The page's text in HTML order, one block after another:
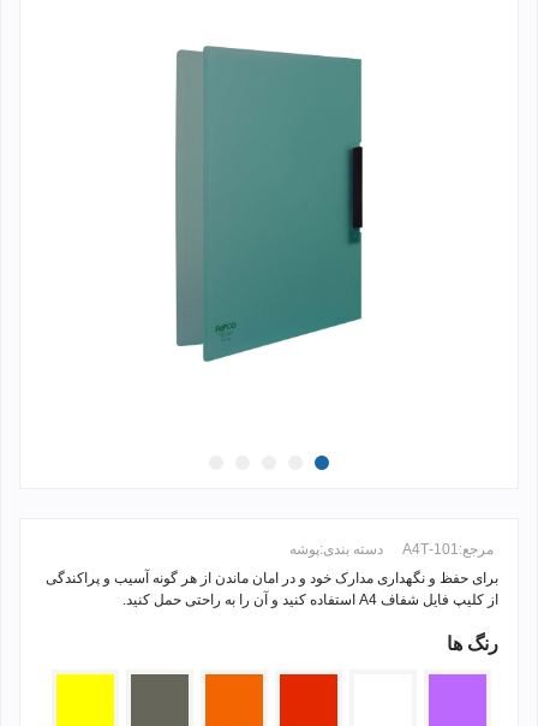
مرجع:101-A4T دسته بندی:پوشه
برای حفظ و نگهداری مدارک خود و در امان ماندن از هر گونه آسیب و پراکندگی
از کلیپ فایل شفاف A4 استفاده کنید و آن را به راحتی حمل کنید.
ادامه مطلب +
رنگ ها